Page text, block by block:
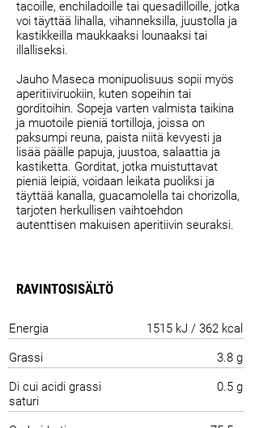
tacoille, enchiladoille tai quesadilloille, jotka
voi täyttää lihalla, vihanneksilla, juustolla ja
kastikkeilla maukkaaksi lounaaksi tai
illalliseksi.
Jauho Maseca monipuolisuus sopii myös
aperitiiviruokiin, kuten sopeihin tai
gorditoihin. Sopeja varten valmista taikina
ja muotoile pieniä tortilloja, joissa on
paksumpi reuna, paista niitä kevyesti ja
lisää päälle papuja, juustoa, salaattia ja
kastiketta. Gorditat, jotka muistuttavat
pieniä leipiä, voidaan leikata puoliksi ja
täyttää kanalla, guacamolella tai chorizolla,
tarjoten herkullisen vaihtoehdon
autenttisen makuisen aperitiivin seuraksi.
RAVINTOSISÄLTÖ
Energia
1515 kJ / 362 kcal
Grassi
3.8 g
Di cui acidi grassi
saturi
0.5 g